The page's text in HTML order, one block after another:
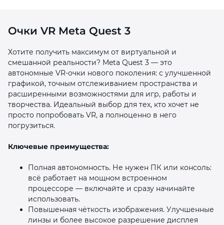
Очки VR Meta Quest 3
Хотите получить максимум от виртуальной и
смешанной реальности? Meta Quest 3 — это
автономные VR‑очки нового поколения: с улучшенной
графикой, точным отслеживанием пространства и
расширенными возможностями для игр, работы и
творчества. Идеальный выбор для тех, кто хочет не
просто попробовать VR, а полноценно в него
погрузиться.
Ключевые преимущества:
Полная автономность. Не нужен ПК или консоль:
всё работает на мощном встроенном
процессоре — включайте и сразу начинайте
использовать.
Повышенная чёткость изображения. Улучшенные
линзы и более высокое разрешение дисплея
раз в 2
недели
8 800 302-02-51
plait.ru